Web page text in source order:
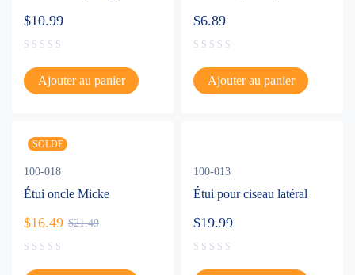
$10.99
Ajouter au panier
$6.89
Ajouter au panier
SOLDE
100-018
Étui oncle Micke
$21.49
$16.49
100-013
Étui pour ciseau latéral
$19.99